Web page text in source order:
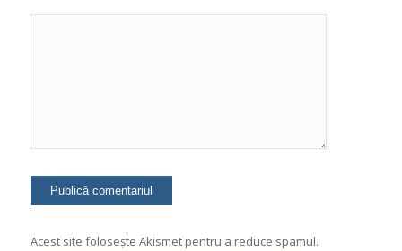
Acest site folosește Akismet pentru a reduce spamul.